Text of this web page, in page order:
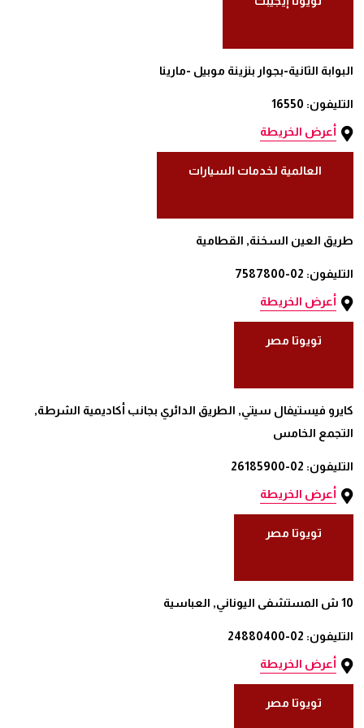
البوابة الثانية-بجوار بنزينة موبيل -مارينا
التليفون: 16550
أعرض الخريطة
العالمية لخدمات السيارات
طريق العين السخنة, القطامية
التليفون: 02-7587800
أعرض الخريطة
تويوتا مصر
كايرو فيستيفال سيتي, الطريق الدائري بجانب أكاديمية الشرطة,
التجمع الخامس
التليفون: 02-26185900
أعرض الخريطة
تويوتا مصر
10 ش المستشفى اليوناني, العباسية
التليفون: 02-24880400
أعرض الخريطة
تويوتا مصر